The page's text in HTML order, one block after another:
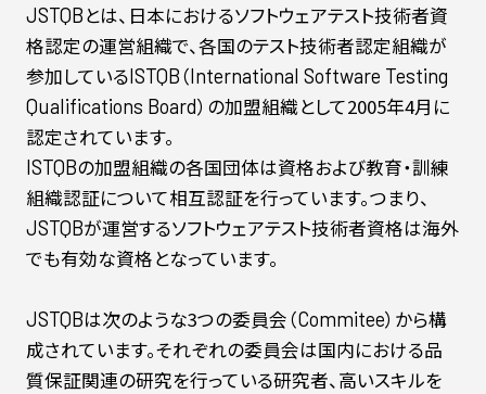
JSTQBとは、日本におけるソフトウェアテスト技術者資
格認定の運営組織で、各国のテスト技術者認定組織が
参加しているISTQB（International Software Testing
Qualifications Board）の加盟組織として2005年4月に
認定されています。
ISTQBの加盟組織の各国団体は資格および教育・訓練
組織認証について相互認証を行っています。つまり、
JSTQBが運営するソフトウェアテスト技術者資格は海外
でも有効な資格となっています。
JSTQBは次のような3つの委員会（Commitee）から構
成されています。それぞれの委員会は国内における品
質保証関連の研究を行っている研究者、高いスキルを